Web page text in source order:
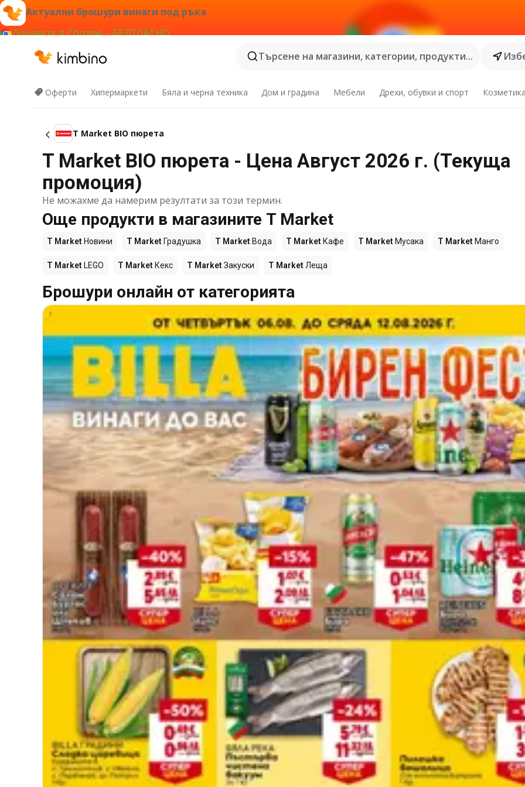
Актуални брошури винаги под ръка
Добавете в Chrome – БЕЗПЛАТНО
Търсене на магазини, категории, продукти...
Оферти Хипермаркети Бяла и черна техника Дом и градина Мебели Дрехи, обувки и спорт
T Market BIO пюрета
T Market BIO пюрета - Цена Август 2026 г. (Текуща
промоция)
Не можахме да намерим резултати за този термин.
Още продукти в магазините T Market
T Market Новини T Market Градушка T Market Вода T Market Кафе T Market Мусака T Market Манго
T Market LEGO T Market Кекс T MarketЗакуски T Market Леща
Брошури онлайн от категорията